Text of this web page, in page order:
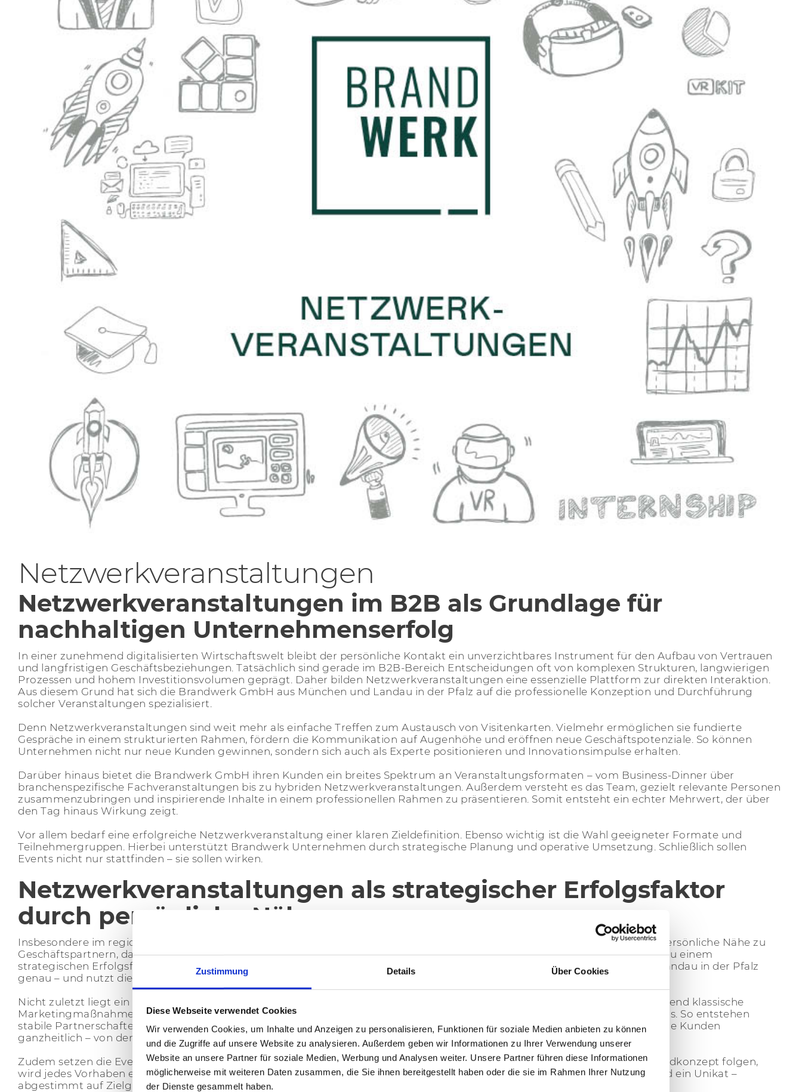
Zustimmung Details Über Cookies
Diese Webseite verwendet Cookies
Wir verwenden Cookies, um Inhalte und Anzeigen zu personalisieren, Funktionen für soziale Medien anbieten zu können
und die Zugriffe auf unsere Website zu analysieren. Außerdem geben wir Informationen zu Ihrer Verwendung unserer
Website an unsere Partner für soziale Medien, Werbung und Analysen weiter. Unsere Partner führen diese Informationen
möglicherweise mit weiteren Daten zusammen, die Sie ihnen bereitgestellt haben oder die sie im Rahmen Ihrer Nutzung
der Dienste gesammelt haben.
Netzwerkveranstaltungen
Netzwerkveranstaltungen im B2B als Grundlage für
nachhaltigen Unternehmenserfolg
In einer zunehmend digitalisierten Wirtschaftswelt bleibt der persönliche Kontakt ein unverzichtbares Instrument für den Aufbau von Vertrauen
und langfristigen Geschäftsbeziehungen. Tatsächlich sind gerade im B2B-Bereich Entscheidungen oft von komplexen Strukturen, langwierigen
Prozessen und hohem Investitionsvolumen geprägt. Daher bilden Netzwerkveranstaltungen eine essenzielle Plattform zur direkten Interaktion.
Aus diesem Grund hat sich die Brandwerk GmbH aus München und Landau in der Pfalz auf die professionelle Konzeption und Durchführung
solcher Veranstaltungen spezialisiert.
Denn Netzwerkveranstaltungen sind weit mehr als einfache Treffen zum Austausch von Visitenkarten. Vielmehr ermöglichen sie fundierte
Gespräche in einem strukturierten Rahmen, fördern die Kommunikation auf Augenhöhe und eröffnen neue Geschäftspotenziale. So können
Unternehmen nicht nur neue Kunden gewinnen, sondern sich auch als Experte positionieren und Innovationsimpulse erhalten.
Darüber hinaus bietet die Brandwerk GmbH ihren Kunden ein breites Spektrum an Veranstaltungsformaten – vom Business-Dinner über
branchenspezifische Fachveranstaltungen bis zu hybriden Netzwerkveranstaltungen. Außerdem versteht es das Team, gezielt relevante Personen
zusammenzubringen und inspirierende Inhalte in einem professionellen Rahmen zu präsentieren. Somit entsteht ein echter Mehrwert, der über
den Tag hinaus Wirkung zeigt.
Vor allem bedarf eine erfolgreiche Netzwerkveranstaltung einer klaren Zieldefinition. Ebenso wichtig ist die Wahl geeigneter Formate und
Teilnehmergruppen. Hierbei unterstützt Brandwerk Unternehmen durch strategische Planung und operative Umsetzung. Schließlich sollen
Events nicht nur stattfinden – sie sollen wirken.
Netzwerkveranstaltungen als strategischer Erfolgsfaktor
durch persönliche Nähe
Insbesondere im regionalen und mittelständischen
gewinnen Netzwerkveranstaltungen an Bedeutung. Denn die persönliche Nähe zu
Geschäftspartnern, das Verständnis für lokale Märkte und die direkte Ansprache von Entscheidern machen B2B-Netzwerke zu einem
strategischen Erfolgsfaktor. Gerade deshalb kennt Brandwerk die wirtschaftlichen Strukturen in der Region München und Landau in der Pfalz
genau – und nutzt dieses Wissen gezielt.
Nicht zuletzt liegt ein entscheidender Vorteil von Netzwerkveranstaltungen im nachhaltigen Charakter solcher Events. Während klassische
Marketingmaßnahmen oft kurzfristig ausgerichtet sind, schaffen persönliche Begegnungen eine langfristige Vertrauensbasis. So entstehen
stabile Partnerschaften, gemeinsame Projekte und unternehmerisches Wachstum. Dabei begleitet die Brandwerk GmbH ihre Kunden
ganzheitlich – von der Idee bis zur Nachbereitung.
Zudem setzen die Event-Experten auf individuelleBetreuung. Obwohl viele Netzwerkveranstaltungen einem ähnlichen Grundkonzept folgen,
wird jedes Vorhaben einzigartig geplant. Daher ist keine Veranstaltung wie die andere. Mit anderen Worten: Jedes Event wird ein Unikat –
abgestimmt auf Zielgruppe, Branche und Unternehmensziel.